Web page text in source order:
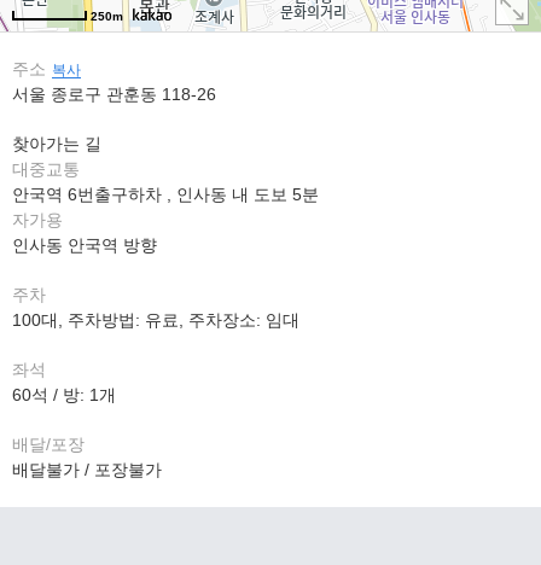
250m
주소 복사
서울 종로구 관훈동 118-26
찾아가는 길
대중교통
안국역 6번출구하차 , 인사동 내 도보 5분
자가용
인사동 안국역 방향
주차
100대, 주차방법: 유료, 주차장소: 임대
좌석
60석 / 방: 1개
배달/포장
배달불가 / 포장불가